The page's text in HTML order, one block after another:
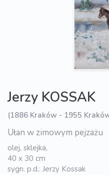
Jerzy KOSSAK
(1886 Kraków - 1955
Ułan w zimowym pejzażu
olej, sklejka,
40 x 30 cm
sygn. p.d.: Jerzy Kossak